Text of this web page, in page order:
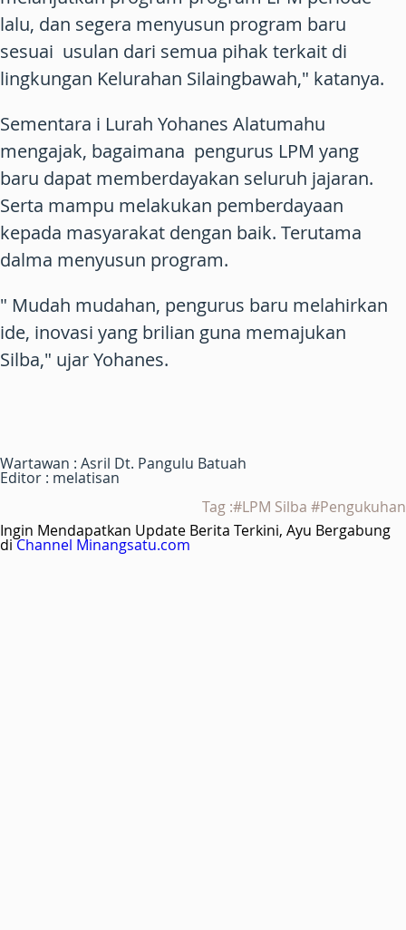
lalu, dan segera menyusun program baru
sesuai usulan dari semua pihak terkait di
lingkungan Kelurahan Silaingbawah," katanya.
Sementara i Lurah Yohanes Alatumahu
mengajak, bagaimana pengurus LPM yang
baru dapat memberdayakan seluruh jajaran.
Serta mampu melakukan pemberdayaan
kepada masyarakat dengan baik. Terutama
dalma menyusun program.
" Mudah mudahan, pengurus baru melahirkan
ide, inovasi yang brilian guna memajukan
Silba," ujar Yohanes.
Wartawan : Asril Dt. Pangulu Batuah
Editor : melatisan
Tag :#LPM Silba #Pengukuhan
Ingin Mendapatkan Update Berita Terkini, Ayu Bergabung
diChannel Minangsatu.com